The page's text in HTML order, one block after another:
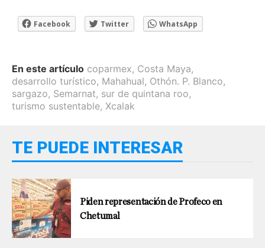
Facebook Twitter WhatsApp
En este artículo coparmex, Costa Maya,
desarrollo turístico, Mahahual, Othón. P. Blanco,
sargazo, Semarnat, sur de quintana roo,
turismo sustentable, Xcalak
TE PUEDE INTERESAR
Piden representación de Profeco en
Chetumal